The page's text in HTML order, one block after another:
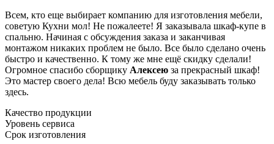
Всем, кто еще выбирает компанию для изготовления мебели,
советую Кухни мол! Не пожалеете! Я заказывала шкаф-купе в
спальню. Начиная с обсуждения заказа и заканчивая
монтажом никаких проблем не было. Все было сделано очень
быстро и качественно. К тому же мне ещё скидку сделали!
Огромное спасибо сборщику Алексею за прекрасный шкаф!
Это мастер своего дела! Всю мебель буду заказывать только
здесь.
Качество продукции
Уровень сервиса
Срок изготовления